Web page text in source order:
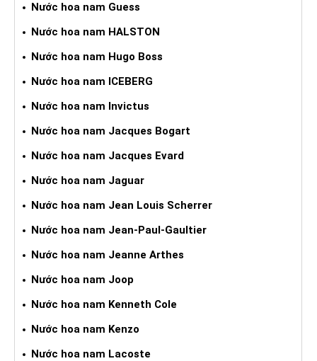
Nước hoa nam Guess
Nước hoa nam HALSTON
Nước hoa nam Hugo Boss
Nước hoa nam ICEBERG
Nước hoa nam Invictus
Nước hoa nam Jacques Bogart
Nước hoa nam Jacques Evard
Nước hoa nam Jaguar
Nước hoa nam Jean Louis Scherrer
Nước hoa nam Jean-Paul-Gaultier
Nước hoa nam Jeanne Arthes
Nước hoa nam Joop
Nước hoa nam Kenneth Cole
Nước hoa nam Kenzo
Nước hoa nam Lacoste